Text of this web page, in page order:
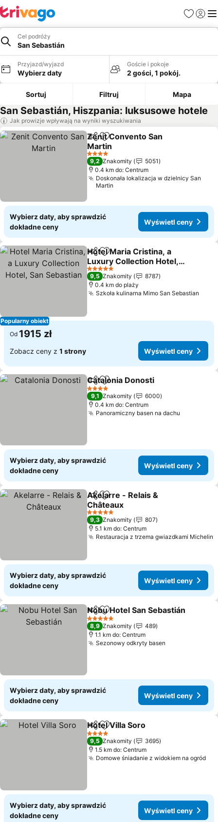
Ulubione
Cel podróży
San Sebastián
Przyjazd/wyjazd
Wybierz daty
Goście i pokoje
2 gości, 1 pokój.
Sortuj Filtruj Mapa
San Sebastián, Hiszpania: luksusowe hotele
Jak prowizje wpływają na wyniki wyszukiwania
Udostępnij
Dodaj do ulubionych
Zenit Convento San
Martin
Wyświetl ceny
4 Kategoria
9,2 Znakomity
5051
0.4 km do: Centrum
Doskonała lokalizacja w dzielnicy San
Martin
Wybierz daty, aby sprawdzić
dokładne ceny
Wyświetl ceny
Popularny obiekt
Udostępnij
Dodaj do ulubionych
Hotel Maria Cristina, a
Luxury Collection Hotel,
San Sebastian
Wyświetl ceny
5 Kategoria
9,5 Znakomity
8787
0.4 km do plaży
Szkoła kulinarna Mimo San Sebastian
Od 1915 zł
Zobacz ceny z 1 strony Wyświetl ceny
Udostępnij
Dodaj do ulubionych
Catalonia Donosti
4 Kategoria
9,1 Znakomity
6000
0.4 km do: Centrum
Panoramiczny basen na dachu
Wybierz daty, aby sprawdzić
dokładne ceny
Wyświetl ceny
UdostępnijDodaj do ulubionych
Akelarre - Relais &
Châteaux
Wyświetl ceny
5 Kategoria
9,3 Znakomity
807
5.1 km do: Centrum
Restauracja z trzema gwiazdkami Michelin
Wybierz daty, aby sprawdzić
dokładne ceny
Wyświetl ceny
Udostępnij
Dodaj do ulubionych
Nobu Hotel San Sebastián
5 Kategoria
8,9 Znakomity
489
1.1 km do: Centrum
Sezonowy odkryty basen
Wybierz daty, aby sprawdzić
dokładne ceny
Wyświetl ceny
Udostępnij
Dodaj do ulubionych
Hotel Villa Soro
4 Kategoria
9,5 Znakomity
3695
1.5 km do: Centrum
Domowe śniadanie z widokiem na ogród
Wybierz daty, aby sprawdzić
dokładne ceny
Wyświetl ceny